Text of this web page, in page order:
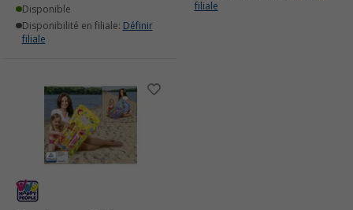
Disponible
Disponibilité en filiale: Définir
filiale
filiale